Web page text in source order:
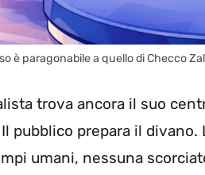
è paragonabile a quello di Checco
trova ancora il suo
pubblico prepara il divano.
umani, nessuna